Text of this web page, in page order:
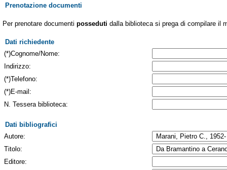
Prenotazione documenti
Per prenotare documenti posseduti dalla biblioteca si prega di compilare il
Dati richiedente
(*)Cognome/Nome:
Indirizzo:
(*)Telefono:
(*)E-mail:
N. Tessera biblioteca:
Dati bibliografici
Autore:
Titolo:
Editore: